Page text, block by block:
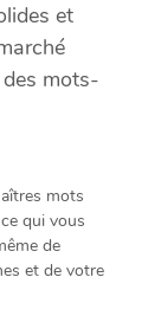
et
mots-
mots
qui vous
de
et de votre